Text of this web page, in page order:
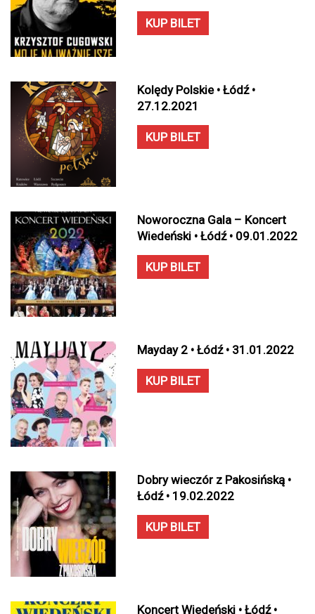
KUP BILET
Kolędy Polskie • Łódź •
27.12.2021
KUP BILET
Noworoczna Gala – Koncert
Wiedeński • Łódź • 09.01.2022
KUP BILET
Mayday 2 • Łódź • 31.01.2022
KUP BILET
Dobry wieczór z Pakosińską •
Łódź • 19.02.2022
KUP BILET
Koncert Wiedeński • Łódź •